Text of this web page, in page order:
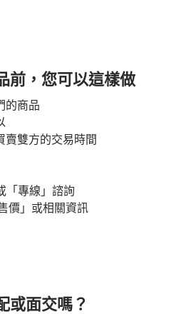
前，您可以這樣做
的商品
賣雙方的交易時間
「專線」諮詢
價」或相關資訊
或面交嗎？